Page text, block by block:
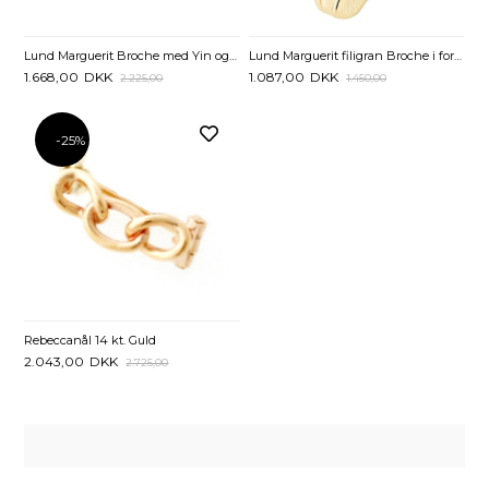
Lund Marguerit Broche med Yin og Yang
1.668,00 DKK 2.225,00
Lund Marguerit filigran Broche i forgyldt Sølv
1.087,00 DKK 1.450,00
-25%
Rebeccanål 14 kt. Guld
2.043,00 DKK 2.725,00